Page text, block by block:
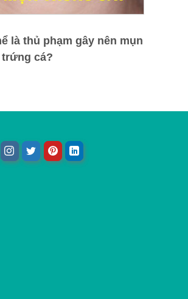
là thủ phạm gây nên mụn
trứng cá?